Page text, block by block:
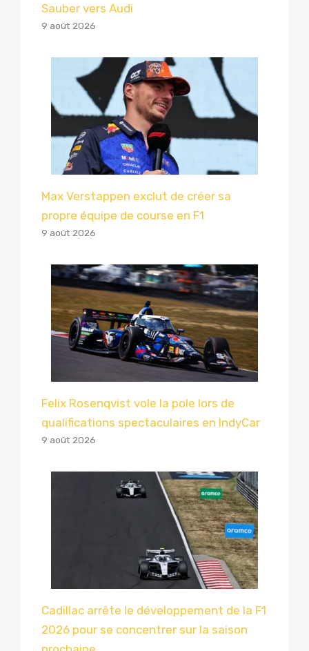
Sauber vers Audi
9 août 2026
Max Verstappen exclut de créer sa
propre équipe de course en F1
9 août 2026
Felix Rosenqvist vole la pole lors de
qualifications spectaculaires en IndyCar
9 août 2026
Cadillac arrête le développement de la F1
2026 pour se concentrer sur la saison